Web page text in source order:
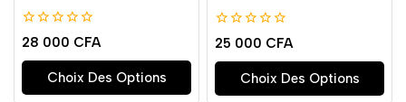
0
de
5
28 000 CFA
Choix Des Options
0
de
5
25 000 CFA
Choix Des Options